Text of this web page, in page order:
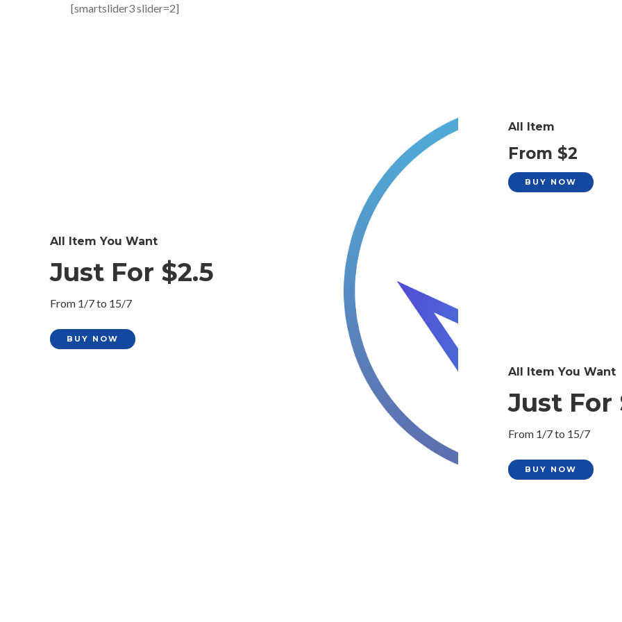
[smartslider3 slider=2]
All Item You Want
Just For $2.5
From 1/7 to 15/7
BUY NOW
All Item
From $2
BUY NOW
All Item You Want
Just For
From 1/7 to 15/7
BUY NOW